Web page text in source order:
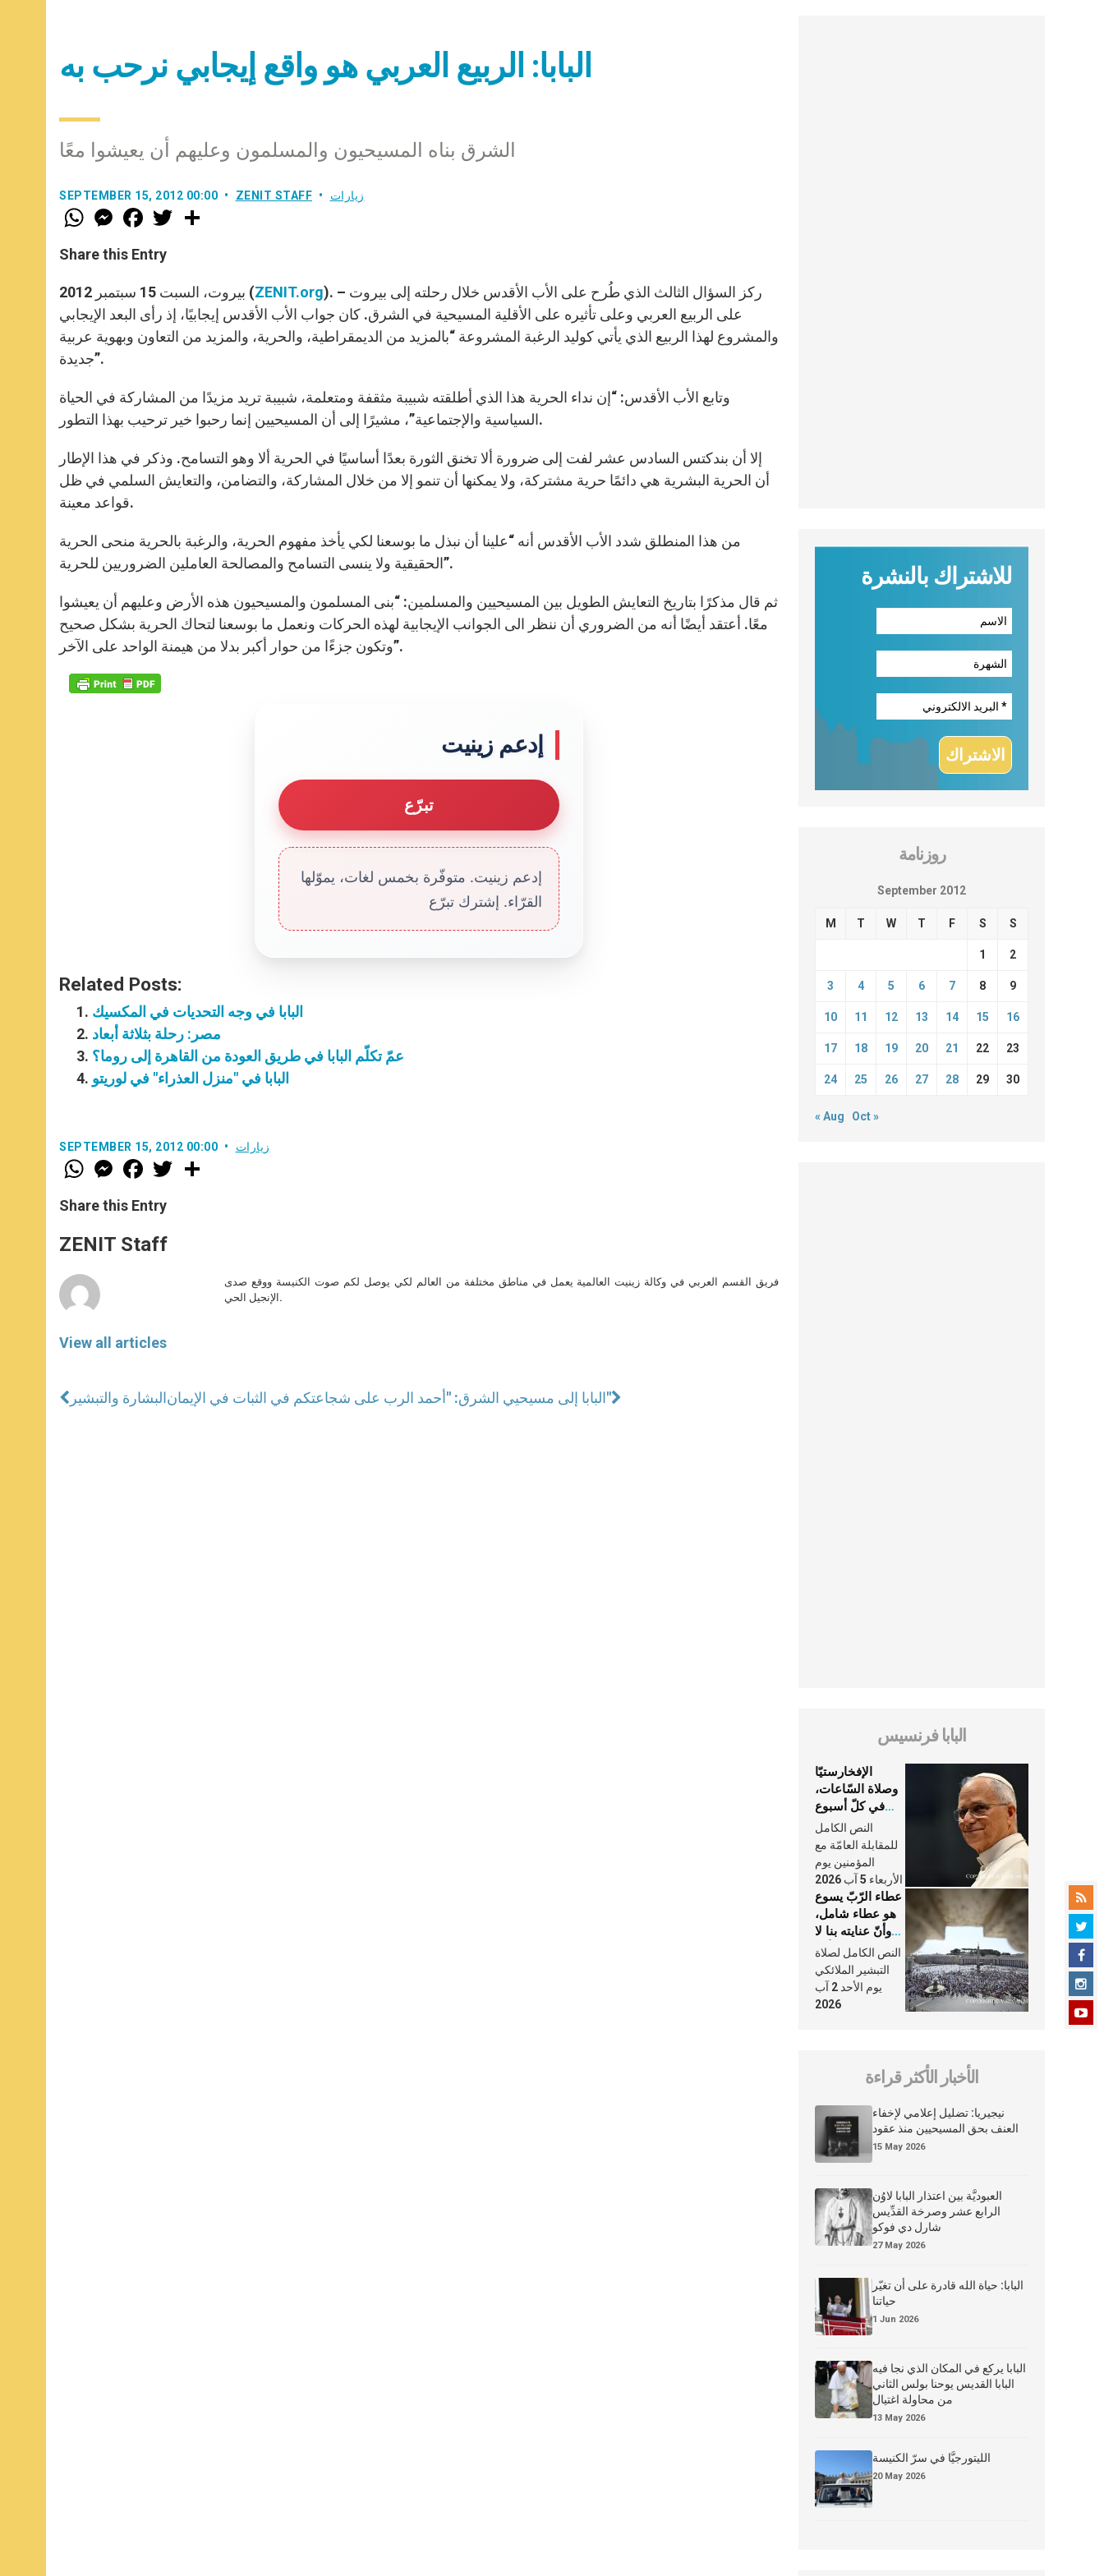
البابا: الربيع العربي هو واقع إيجابي نرحب به
الشرق بناه المسيحيون والمسلمون وعليهم أن يعيشوا معًا
SEPTEMBER 15, 2012 00:00 ZENIT STAFF زيارات
W
h
t
s
p
p
M
e
s
e
g
e
r
F
a
e
b
o
k
w
r
Share this Entry
بيروت، السبت 15 سبتمبر 2012 (ZENIT.org). – ركز السؤال الثالث الذي طُرح على الأب الأقدس خلال رحلته إلى بيروت
على الربيع العربي وعلى تأثيره على الأقلية المسيحية في الشرق. كان جواب الأب الأقدس إيجابيًا، إذ رأى البعد الإيجابي
والمشروع لهذا الربيع الذي يأتي كوليد الرغبة المشروعة “بالمزيد من الديمقراطية، والحرية، والمزيد من التعاون وبهوية عربية
جديدة”.
وتابع الأب الأقدس: “إن نداء الحرية هذا الذي أطلقته شبيبة مثقفة ومتعلمة، شبيبة تريد مزيدًا من المشاركة في الحياة
السياسية والإجتماعية”، مشيرًا إلى أن المسيحيين إنما رحبوا خير ترحيب بهذا التطور.
إلا أن بندكتس السادس عشر لفت إلى ضرورة ألا تخنق الثورة بعدًا أساسيًا في الحرية ألا وهو التسامح. وذكر في هذا الإطار
أن الحرية البشرية هي دائمًا حرية مشتركة، ولا يمكنها أن تنمو إلا من خلال المشاركة، والتضامن، والتعايش السلمي في ظل
قواعد معينة.
من هذا المنطلق شدد الأب الأقدس أنه “علينا أن نبذل ما بوسعنا لكي يأخذ مفهوم الحرية، والرغبة بالحرية منحى الحرية
الحقيقية ولا ينسى التسامح والمصالحة العاملين الضروريين للحرية”.
ثم قال مذكرًا بتاريخ التعايش الطويل بين المسيحيين والمسلمين: “بنى المسلمون والمسيحيون هذه الأرض وعليهم أن يعيشوا
معًا. أعتقد أيضًا أنه من الضروري أن ننظر الى الجوانب الإيجابية لهذه الحركات ونعمل ما بوسعنا لتحاك الحرية بشكل صحيح
وتكون جزءًا من حوار أكبر بدلا من هيمنة الواحد على الآخر”.
إدعم زينيت
تبرّع
إدعم زينيت. متوفّرة بخمس لغات، يموّلها
القرّاء. إشترك تبرّع
Related Posts:
البابا في وجه التحديات في المكسيك
مصر: رحلة بثلاثة أبعاد
عمّ تكلّم البابا في طريق العودة من القاهرة إلى روما؟
البابا في "منزل العذراء" في لوريتو
SEPTEMBER 15, 2012 00:00 زيارات
W
h
t
s
p
p
M
e
s
e
g
e
F
a
e
b
o
k
w
Share this Entry
ZENIT Staff
View all articles
فريق القسم العربي في وكالة زينيت العالمية يعمل في مناطق مختلفة من العالم لكي يوصل لكم صوت الكنيسة ووقع صدى
الإنجيل الحي.
البشارة والتبشير البابا إلى مسيحيي الشرق: "أحمد الرب على شجاعتكم في الثبات في الإيمان"
للاشتراك بالنشرة
روزنامة
September 2012
M T W T F S S
1 2
3 4 5 6 7 8 9
10 11 12 13 14 15 16
17 18 19 20 21 22 23
24 25 26 27 28 29 30
« Aug Oct »
البابا فرنسيس
الإفخارستيّا
وصلاة السّاعات،
في كلّ أسبوع
وكلّ يوم، هما
النَّفَس في حياة
الكنيسة
النص الكامل
للمقابلة العامّة مع
المؤمنين يوم
الأربعاء 5 آب 2026
عطاء الرّبّ يسوع
هو عطاء شامل،
وأنّ عنايته بنا لا
تغيب عنّا أبدًا
النص الكامل لصلاة
التبشير الملائكي
يوم الأحد 2 آب
2026
الأخبار الأكثر قراءة
نيجيريا: تضليل إعلامي لإخفاء
العنف بحق المسيحيين منذ عقود
15 May 2026
العبوديَّة بين اعتذار البابا لاوُن
الرابع عشر وصرخة القدِّيس
شارل دي فوكو
27 May 2026
البابا: حياة الله قادرة على أن تغيّر
حياتنا
1 Jun 2026
البابا يركع في المكان الذي نجا فيه
البابا القديس يوحنا بولس الثاني
من محاولة اغتيال
13 May 2026
الليتورجيَّا في سرّ الكنيسة
20 May 2026